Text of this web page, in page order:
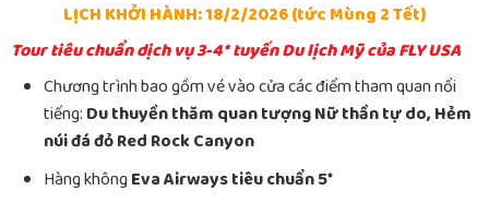
LỊCH KHỞI HÀNH: 18/2/2026 (tức Mùng 2 Tết)
Tour tiêu chuẩn dịch vụ 3-4* tuyến Du lịch Mỹ của FLY USA
Chương trình bao gồm vé vào cửa các điểm tham quan nổi
tiếng: Du thuyền thăm quan tượng Nữ thần tự do, Hẻm
núi đá đỏ Red Rock Canyon
Hàng khôngEva Airways tiêu chuẩn 5*